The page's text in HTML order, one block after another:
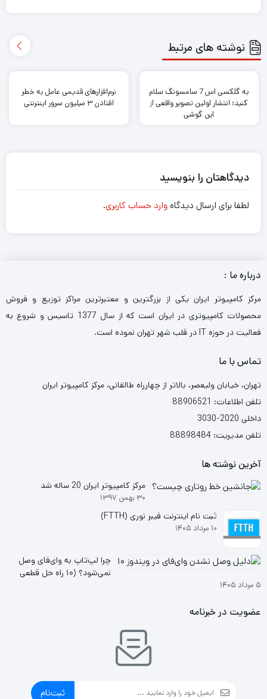
نوشته های مرتبط
به گلکسی اس 7 سامسونگ سلام
کنید؛ انتشار اولین تصویر واقعی از
این گوشی
نرم‌افزارهای قدیمی عامل به خطر
افتادن ۳ میلیون سرور اینترنتی
دیدگاهتان را بنویسید
لطفا برای ارسال دیدگاهوارد حساب کاربری.
درباره ما :
مرکز کامپیوتر ایران یکی از بزرگترین و معتبرترین مراکز توزیع و فروش
محصولات کامپیوتری در ایران است که از سال 1377 تاسیس و شروع به
فعالیت در حوزه IT در قلب شهر تهران نموده است.
تماس با ما
تهران، خیابان ولیعصر، بالاتر از چهارراه طالقانی، مرکز کامپیوتر ایران
تلفن اطلاعات: 88906521
داخلی 2020-3030
تلفن مدیریت: 88898484
آخرین نوشته ها
مرکز کامپیوتر ایران 20 ساله شد
۳۰ بهمن ۱۳۹۷
ثبت نام اینترنت فیبر نوری (FTTH)
۱۰ مرداد ۱۴۰۵
چرا لپ‌تاپ به وای‌فای وصل
نمی‌شود؟ (۱۰ راه حل قطعی
۵ مرداد ۱۴۰۵
عضویت در خبرنامه
ثبت‌نام